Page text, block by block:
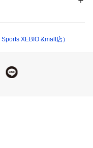
ブラ」シリーズから
XEBIO &mall店）